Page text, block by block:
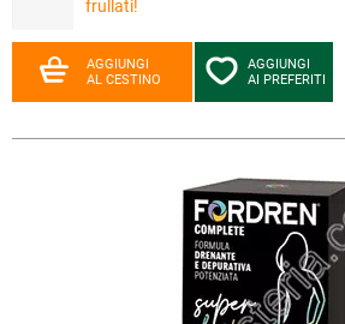
frullati!
AGGIUNGI
AL CESTINO
AGGIUNGI
AI PREFERITI